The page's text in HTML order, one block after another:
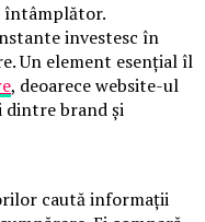
întâmplător.
investesc în
Un element esențial îl
, deoarece website-ul
dintre brand și
caută informații